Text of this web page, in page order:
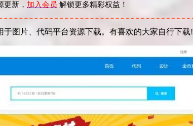
更新， 加入会员 解锁更多精彩权益！
于图片、代码平台资源下载。有喜欢的大家自行下载!